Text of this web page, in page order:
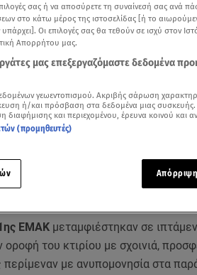
Δείτε περισσότερα άρθρα μας στα
έγινε πραγματικότητα για
χρονιά ένωσε τις δυνάμεις του
με καρκίνο»
,
Μονάδας, την
ΕΜΑΚμεταμφιέστηκαν σε
οροφή του κτιρίου με σχοινιά,
περίμεναν με ανυπομονησία στα
σας ή να αποσύρετε τη συναίνεσή σας ανά
στο κάτω μέρος της ιστοσελίδας [ή το
υπάρχει]. Οι επιλογές σας θα τεθούν σε ισχύ στον
Απορρήτου μας.
μας επεξεργαζόμαστε δεδομένα
γεωεντοπισμού. Ακριβής σάρωση
ή/και πρόσβαση στα δεδομένα μιας συσκευής.
διαφήμισης και περιεχομένου, έρευνα κοινού και
(προμηθευτές)